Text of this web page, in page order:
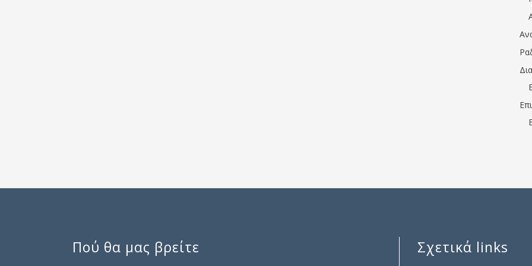
Πού θα μας βρείτε Σχετικά links